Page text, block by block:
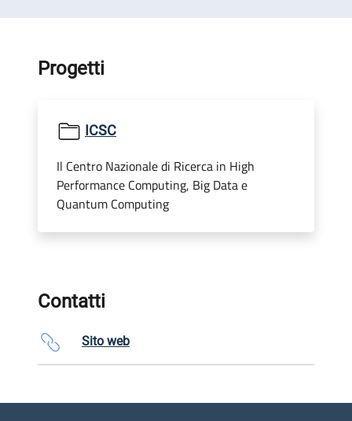
Progetti
ICSC
Il Centro Nazionale di Ricerca in High
Performance Computing, Big Data e
Quantum Computing
Contatti
Sito web